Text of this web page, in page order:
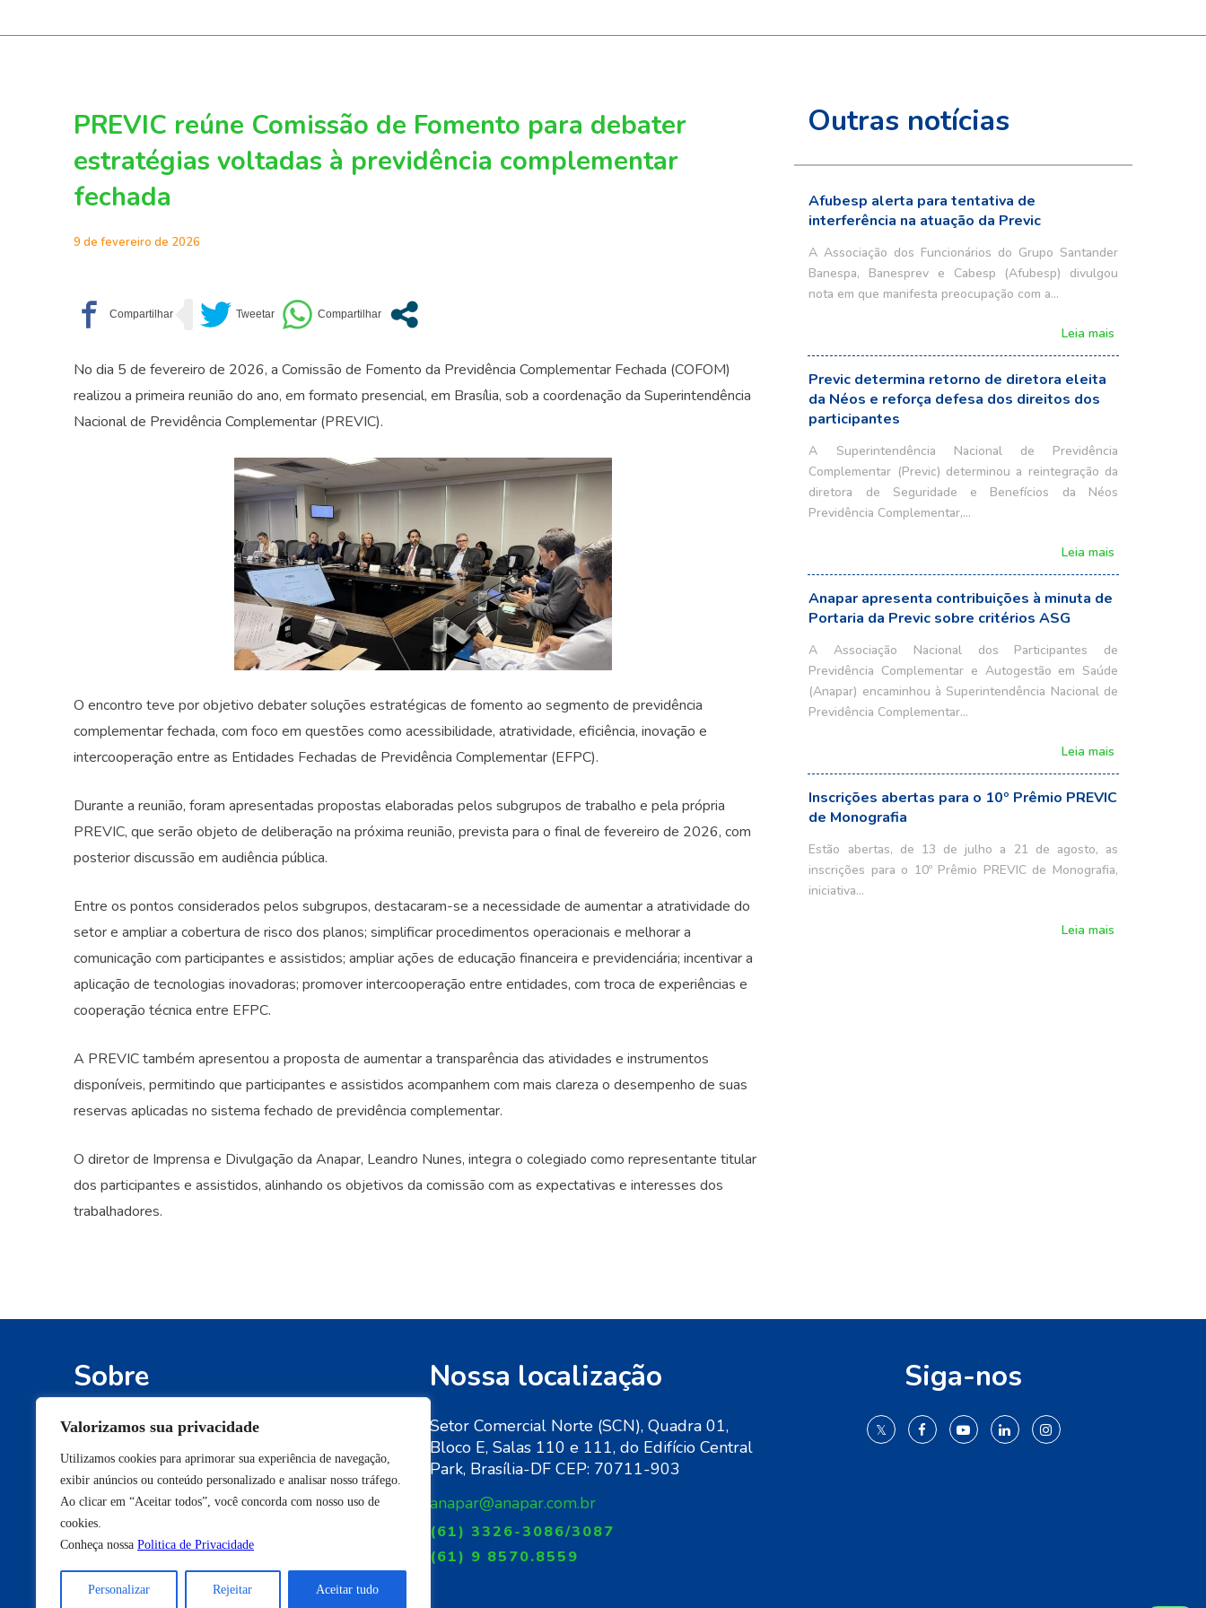
Valorizamos sua privacidade
Utilizamos cookies para aprimorar sua experiência de navegação,
exibir anúncios ou conteúdo personalizado e analisar nosso tráfego.
Ao clicar em “Aceitar todos”, você concorda com nosso uso de
cookies.
Conheça nossa Politica de Privacidade
Personalizar Rejeitar Aceitar tudo
PREVIC reúne Comissão de Fomento para debater
estratégias voltadas à previdência complementar
fechada
9 de fevereiro de 2026
No dia 5 de fevereiro de 2026, a Comissão de Fomento da Previdência Complementar Fechada (COFOM)
realizou a primeira reunião do ano, em formato presencial, em Brasília, sob a coordenação da Superintendência
Nacional de Previdência Complementar (PREVIC).
O encontro teve por objetivo debater soluções estratégicas de fomento ao segmento de previdência
complementar fechada, com foco em questões como acessibilidade, atratividade, eficiência, inovação e
intercooperação entre as Entidades Fechadas de Previdência Complementar (EFPC).
Durante a reunião, foram apresentadas propostas elaboradas pelos subgrupos de trabalho e pela própria
PREVIC, que serão objeto de deliberação na próxima reunião, prevista para o final de fevereiro de 2026, com
posterior discussão em audiência pública.
Entre os pontos considerados pelos subgrupos, destacaram-se a necessidade de aumentar a atratividade do
setor e ampliar a cobertura de risco dos planos; simplificar procedimentos operacionais e melhorar a
comunicação com participantes e assistidos; ampliar ações de educação financeira e previdenciária; incentivar a
aplicação de tecnologias inovadoras; promover intercooperação entre entidades, com troca de experiências e
cooperação técnica entre EFPC.
A PREVIC também apresentou a proposta de aumentar a transparência das atividades e instrumentos
disponíveis, permitindo que participantes e assistidos acompanhem com mais clareza o desempenho de suas
reservas aplicadas no sistema fechado de previdência complementar.
O diretor de Imprensa e Divulgação da Anapar, Leandro Nunes, integra o colegiado como representante titular
dos participantes e assistidos, alinhando os objetivos da comissão com as expectativas e interesses dos
trabalhadores.
Outras notícias
Afubesp alerta para tentativa de
interferência na atuação da Previc
A Associação dos Funcionários do Grupo Santander
Banespa, Banesprev e Cabesp (Afubesp) divulgou
nota em que manifesta preocupação com a…
Leia mais
Previc determina retorno de diretora eleita
da Néos e reforça defesa dos direitos dos
participantes
A Superintendência Nacional de Previdência
Complementar (Previc) determinou a reintegração da
diretora de Seguridade e Benefícios da Néos
Previdência Complementar,…
Leia mais
Anapar apresenta contribuições à minuta de
Portaria da Previc sobre critérios ASG
A Associação Nacional dos Participantes de
Previdência Complementar e Autogestão em Saúde
(Anapar) encaminhou à Superintendência Nacional de
Previdência Complementar…
Leia mais
Inscrições abertas para o 10º Prêmio PREVIC
de Monografia
Estão abertas, de 13 de julho a 21 de agosto, as
inscrições para o 10º Prêmio PREVIC de Monografia,
iniciativa…
Leia mais
Sobre
Defendemos os interesses e os direitos
conquistados pelos participantes de fundos de
pensão e pelos beneficiários de planos de
saúde de autogestão.
Seja bem-vindo à Anapar.
Nossa localização
Setor Comercial Norte (SCN), Quadra 01,
Bloco E, Salas 110 e 111, do Edifício Central
Park, Brasília-DF CEP: 70711-903
anapar@anapar.com.br
(61) 3326-3086/3087
(61) 9 8570.8559
Siga-nos